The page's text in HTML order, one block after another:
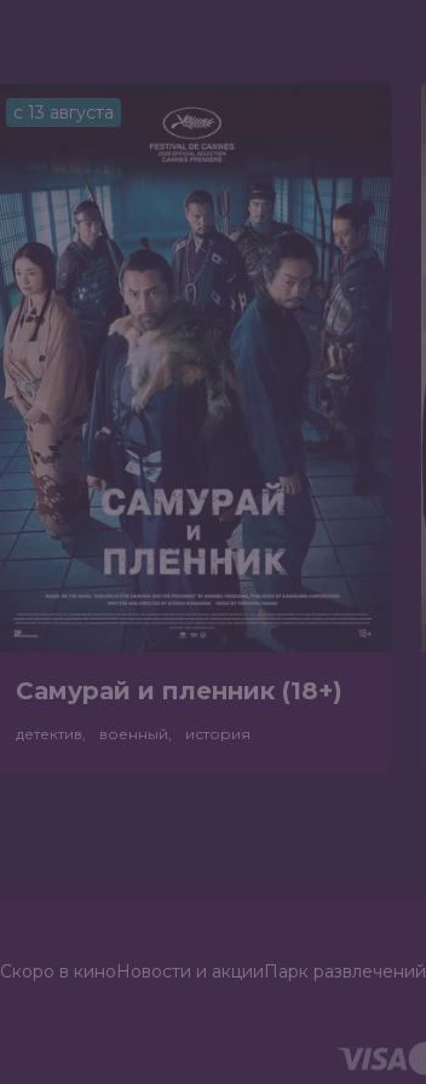
с 13 августа
Самурай и пленник (18+)
детектив, военный, история
Скоро в киноНовости и акцииПарк развлечений